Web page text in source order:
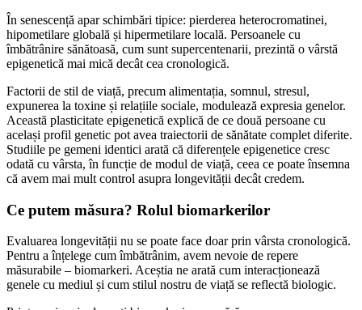
În senescență apar schimbări tipice: pierderea heterocromatinei,
hipometilare globală și hipermetilare locală. Persoanele cu
îmbătrânire sănătoasă, cum sunt supercentenarii, prezintă o vârstă
epigenetică mai mică decât cea cronologică.
Factorii de stil de viață, precum alimentația, somnul, stresul,
expunerea la toxine și relațiile sociale, modulează expresia genelor.
Această plasticitate epigenetică explică de ce două persoane cu
același profil genetic pot avea traiectorii de sănătate complet diferite.
Studiile pe gemeni identici arată că diferențele epigenetice cresc
odată cu vârsta, în funcție de modul de viață, ceea ce poate însemna
că avem mai mult control asupra longevității decât credem.
Ce putem măsura? Rolul biomarkerilor
Evaluarea longevității nu se poate face doar prin vârsta cronologică.
Pentru a înțelege cum îmbătrânim, avem nevoie de repere
măsurabile – biomarkeri. Aceștia ne arată cum interacționează
genele cu mediul și cum stilul nostru de viață se reflectă biologic.